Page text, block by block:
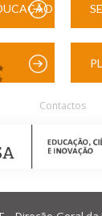
Contactos